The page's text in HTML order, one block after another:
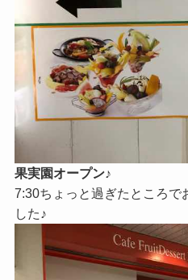
果実園オープン♪
7:30ちょっと過ぎたところで
した♪